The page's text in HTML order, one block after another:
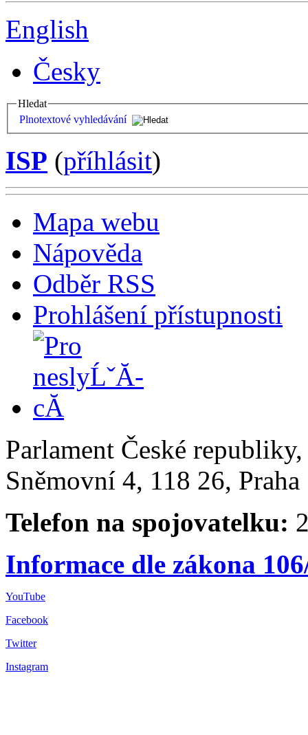
English
Česky
Hledat
Plnotextové vyhledávání
ISP (příhlásit)
Mapa webu
Nápověda
Odběr RSS
Prohlášení přístupnosti
Parlament České
Sněmovní 4, 118 26,
Telefon na spojovatelku:
Informace dle zákona
YouTube
Facebook
Twitter
Instagram